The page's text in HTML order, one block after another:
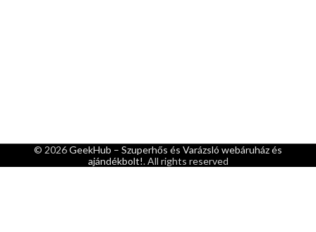
© 2026GeekHub – Szuperhős és Varázsló webáruház és
ajándékbolt!. All rights reserved